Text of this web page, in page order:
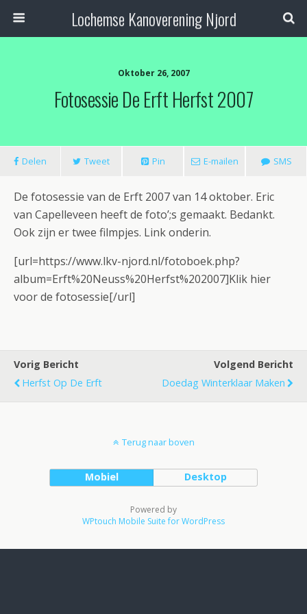
Lochemse Kanoverening Njord
Oktober 26, 2007
Fotosessie De Erft Herfst 2007
Delen Tweet Pin E-mailen SMS
De fotosessie van de Erft 2007 van 14 oktober. Eric
van Capelleveen heeft de foto’;s gemaakt. Bedankt.
Ook zijn er twee filmpjes. Link onderin.
[url=https://www.lkv-njord.nl/fotoboek.php?
album=Erft%20Neuss%20Herfst%202007]Klik hier
voor de fotosessie[/url]
Vorig Bericht
Herfst Op De Erft
Volgend Bericht
Doedag Winterklaar Maken
Terug naar boven
Mobiel Desktop
Powered by
WPtouch Mobile Suite for WordPress